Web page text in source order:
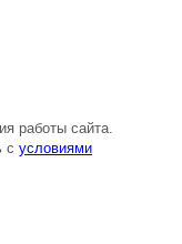
работы сайта.
с условиями